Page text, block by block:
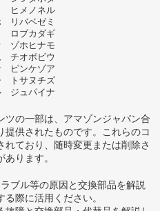
ヒメノネル
リバベゼミ
ロブカダギ
ゾホヒナモ
チオボビウ
ピンケゾア
トサヌチズ
ジュパイナ
ツの一部は、アマゾンジャパン合
提供されたものです。これらのコ
れており、随時変更または削除さ
あります。
ブル等の原因と交換部品を解説
際に活用ください。